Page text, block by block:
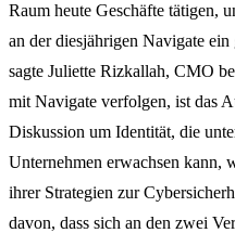
Raum heute Geschäfte tätigen,
an der diesjährigen Navigate
sagte Juliette Rizkallah, CMO
mit Navigate verfolgen, ist das
Diskussion um Identität, die
Unternehmen erwachsen kann,
ihrer Strategien zur
davon, dass sich an den zwei